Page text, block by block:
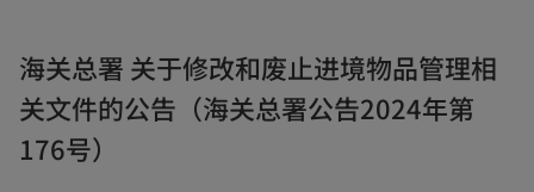
n
s
i
海关总署 关于修改和废止进境物品管理相
关文件的公告（海关总署公告2024年第
176号）